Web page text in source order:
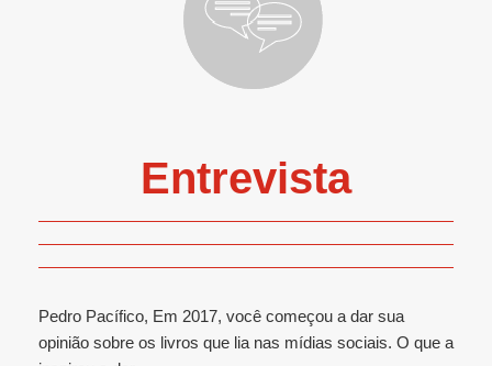
Entrevista
Pedro Pacífico, Em 2017, você começou a dar sua
opinião sobre os livros que lia nas mídias sociais. O que a